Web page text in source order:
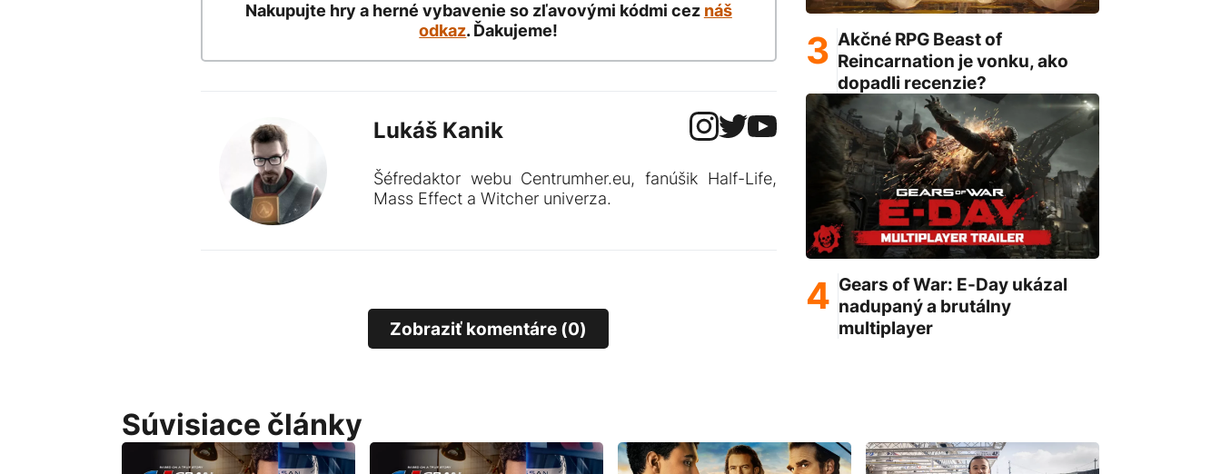
Nakupujte hry a herné vybavenie so zľavovými kódmi cez náš
odkaz. Ďakujeme!
Lukáš Kanik
Šéfredaktor webu Centrumher.eu, fanúšik Half-Life,
Mass Effect a Witcher univerza.
Zobraziť komentáre (0)
Súvisiace články
Akčné RPG Beast of
Reincarnation je vonku, ako
dopadli recenzie?
Gears of War: E-Day ukázal
nadupaný a brutálny
multiplayer